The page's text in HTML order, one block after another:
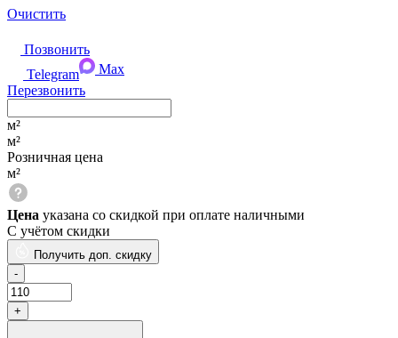
Очистить
Позвонить
Telegram
Max
Перезвонить
м²
м²
Розничная цена
м²
Цена указана со скидкой при оплате наличными
С учётом скидки
Получить доп. скидку